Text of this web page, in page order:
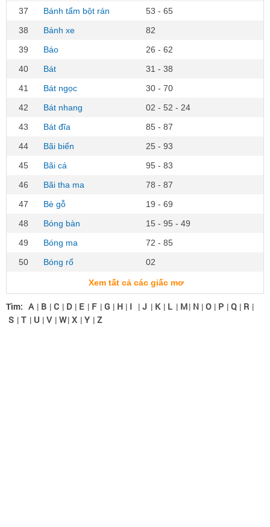
37
Bánh tẩm bột rán
53 - 65
38
Bánh xe
82
39
Báo
26 - 62
40
Bát
31 - 38
41
Bát ngọc
30 - 70
42
Bát nhang
02 - 52 - 24
43
Bát đĩa
85 - 87
44
Bãi biển
25 - 93
45
Bãi cá
95 - 83
46
Bãi tha ma
78 - 87
47
Bè gỗ
19 - 69
48
Bóng bàn
15 - 95 - 49
49
Bóng ma
72 - 85
50
Bóng rổ 02
Xem tất cả các giấc mơ
Tìm: A | B | C | D | E | F | G | H | I | J | K | L | M| N | O | P | Q | R |
S | T | U | V | W| X | Y | Z